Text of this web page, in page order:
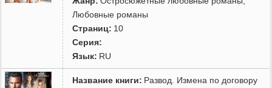
Любовные романы
Страниц: 10
Серия:
Язык: RU
Название книги: Развод. Измена по договору